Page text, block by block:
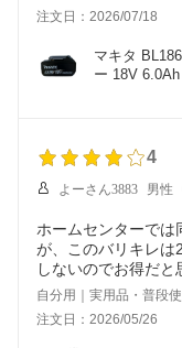
注文日：2026/07/18
マキタ
ー 18V
4
よーさん3883 男性
ホームセンターでは
が、このバリキレは
自分用｜実用品・普段
注文日：2026/05/26